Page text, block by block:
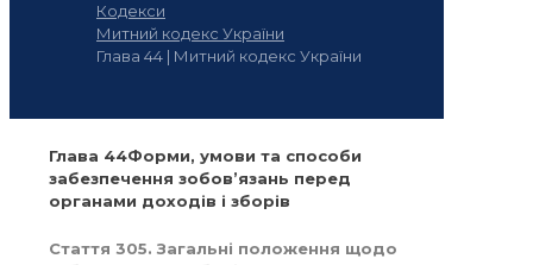
Кодекси
Митний кодекс України
Глава 44 | Митний кодекс України
Глава 44Форми, умови та способи
забезпечення зобов’язань перед
органами доходів і зборів
Стаття 305. Загальні положення щодо